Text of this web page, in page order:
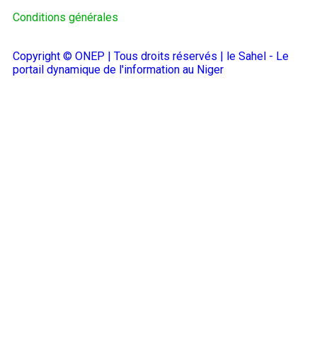
Conditions générales
Copyright © ONEP | Tous droits réservés | le Sahel - Le
portail dynamique de l'information au Niger